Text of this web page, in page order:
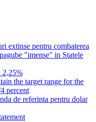
extinse pentru combaterea
"imense" in Statele
2,25%
the target range for the
percent
de referinta pentru dolar